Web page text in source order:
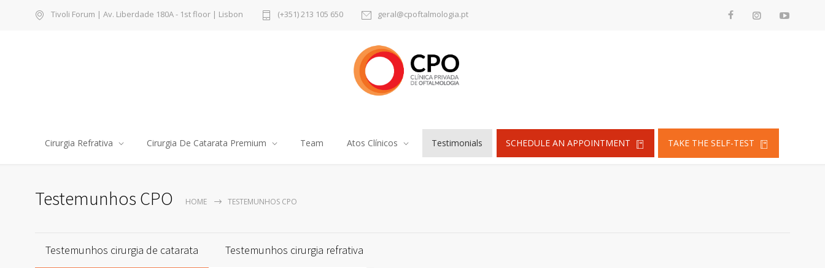
Tivoli Forum | Av. Liberdade 180A - 1st floor | Lisbon (+351) 213 105 650 geral@cpoftalmologia.pt
Cirurgia Refrativa Cirurgia De Catarata Premium Team Atos Clínicos Testimonials SCHEDULE AN APPOINTMENT TAKE THE SELF-TEST
Testemunhos CPO HOME TESTEMUNHOS CPO
Testemunhos cirurgia de catarata Testemunhos cirurgia refrativa